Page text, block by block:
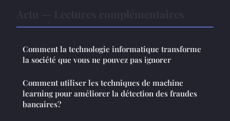
Comment la technologie informatique transforme
la société que vous ne pouvez pas ignorer
Comment utiliser les techniques de machine
learning pour améliorer la détection des fraudes
bancaires?